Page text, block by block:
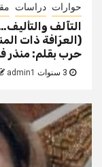
حوارات دراسات
التآلف
(العرّافة ذات
حرب بقلم: منذر
admin1